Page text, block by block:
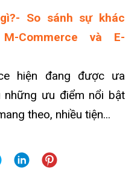
So sánh sự khác
Commerce và E-
hiện đang được ưa
ưu điểm nổi bật
theo, nhiều tiện...